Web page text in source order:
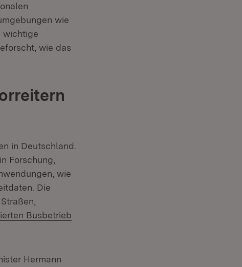
wie
wichtige
wie das
in Deutschland.
Forschung,
wie
Die
Busbetrieb
Hermann